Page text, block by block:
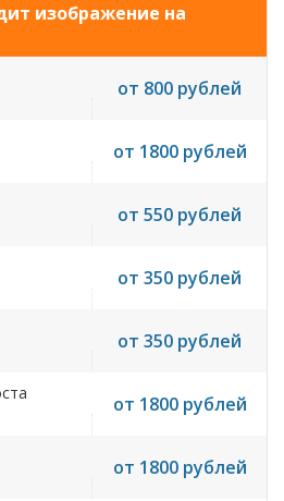
изображение на
от 800 рублей
от 1800 рублей
от 550 рублей
от 350 рублей
от 350 рублей
от 1800 рублей
от 1800 рублей